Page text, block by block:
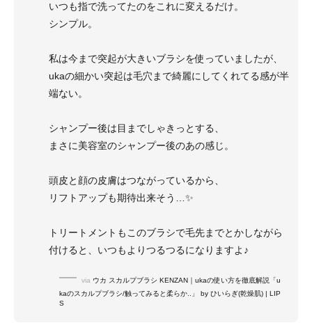
いつも指で洗ってたのをこれに変えるだけ。
シンプル。
私は今まで突起が大きいブラシを使っていましたが、
ukaの細かい突起は毛穴まで綺麗にしてくれてる感が半
端ない。
シャンプー後は目までしゃきっとする、
まさに美容室のシャンプー後のあの感じ。
頭皮と顔の皮膚はつながっているから、
リフトアップも期待出来そう…✨
トリートメントもこのブラシで毛先までとかしながら
付けると、いつもよりつるつるになりますよ♪
via ウカ スカルプブラシ KENZAN｜ukaの使い方を徹底解説「u
kaのスカルプブラシ/触ってみると柔らか..」 by ひいらぎ(乾燥肌) | LIP
S